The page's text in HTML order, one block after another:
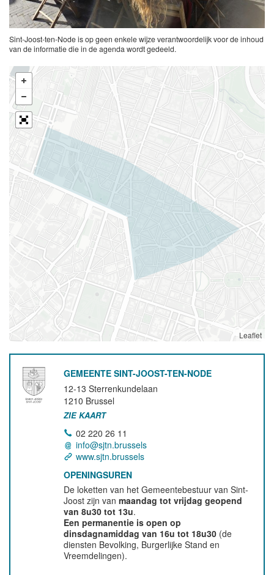
Sint-Joost-ten-Node is op geen enkele wijze verantwoordelijk voor de inhoud
van de informatie die in de agenda wordt gedeeld.
Leaflet
GEMEENTE SINT-JOOST-TEN-NODE
12-13 Sterrenkundelaan
1210 Brussel
ZIE KAART
02 220 26 11
info@sjtn.brussels
www.sjtn.brussels
OPENINGSUREN
De loketten van het Gemeentebestuur van Sint-
Joost zijn vanmaandag tot vrijdag geopend
van 8u30 tot 13u.
Een permanentie is open op
dinsdagnamiddag van 16u tot 18u30 (de
diensten Bevolking, Burgerlijke Stand en
Vreemdelingen).